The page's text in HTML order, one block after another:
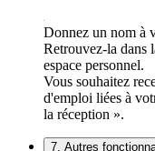
Donnez un nom à
Retrouvez-la dans
espace personnel.
Vous souhaitez
d'emploi liées à
la réception ».
7. Autres